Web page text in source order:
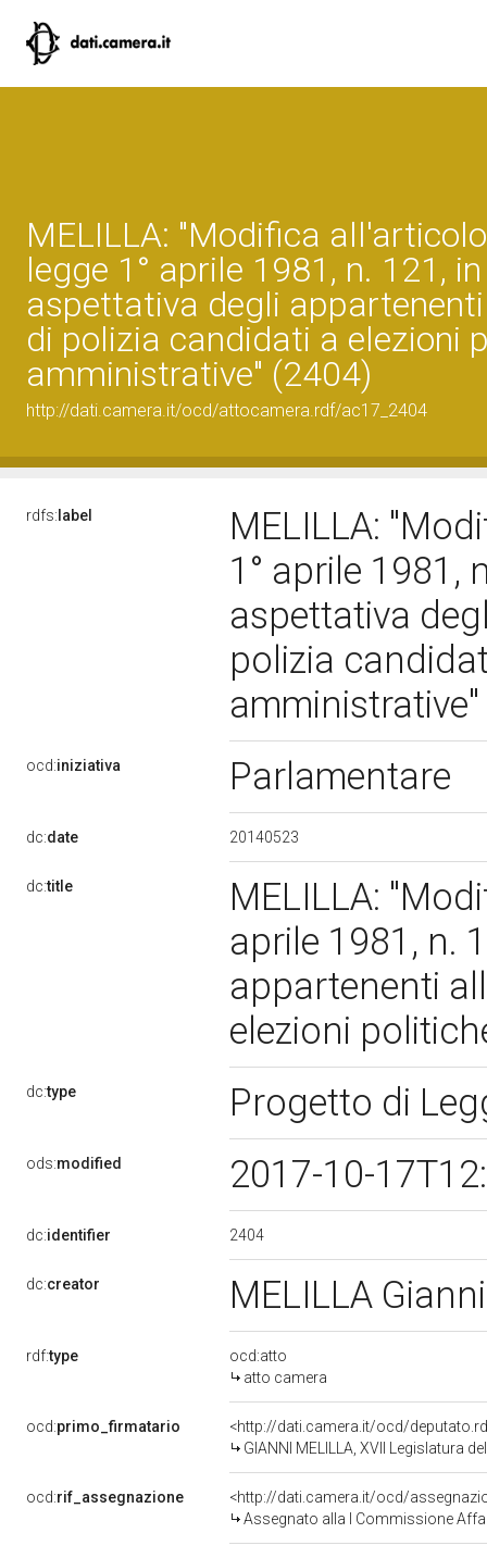
MELILLA: "Modifica
legge 1° aprile 1981, n. 121,
aspettativa degli
di polizia candidati a elezioni
amministrative" (2404)
http://dati.camera.it/ocd/attocamera.rdf/ac17_2404
rdfs: label
MELILLA:
1° aprile 1981,
aspettativa
polizia
ocd:iniziativa Parlamentare
dc:date 20140523
dc:title
MELILLA:
aprile 1981, n.
appartenenti
elezioni
dc:type Progetto di
ods:modified 2017-10-
dc:identifier 2404
dc:creator MELILLA
rdf:type
ocd:atto
atto camera
ocd:primo_firmatario
<http://dati.camera.it/ocd/
GIANNI MELILLA, XVII Legislatura
ocd:rif_assegnazione
<http://dati.camera.it/ocd/
Assegnato alla I Commissione